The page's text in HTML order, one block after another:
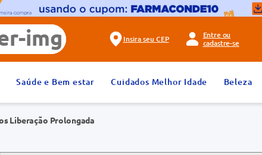
Insira seu CEP
Entre ou
cadastre-se
Saúde e Bem estar Cuidados Melhor Idade Beleza
Liberação Prolongada